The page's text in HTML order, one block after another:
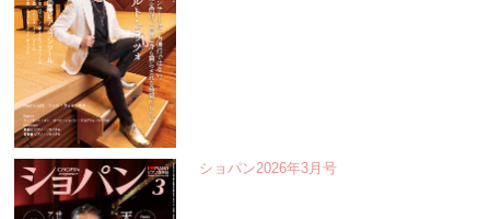
ショパン2026年3月号